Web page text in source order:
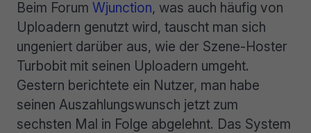
Beim Forum Wjunction, was auch häufig von
Uploadern genutzt wird, tauscht man sich
ungeniert darüber aus, wie der Szene-Hoster
Turbobit mit seinen Uploadern umgeht.
Gestern berichtete ein Nutzer, man habe
seinen Auszahlungswunsch jetzt zum
sechsten Mal in Folge abgelehnt. Das System